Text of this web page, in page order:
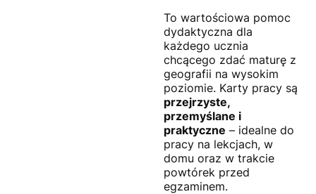
To wartościowa pomoc
dydaktyczna dla
każdego ucznia
chcącego zdać maturę z
geografii na wysokim
poziomie. Karty pracy są
przejrzyste,
przemyślane i
praktyczne – idealne do
pracy na lekcjach, w
domu oraz w trakcie
powtórek przed
egzaminem.